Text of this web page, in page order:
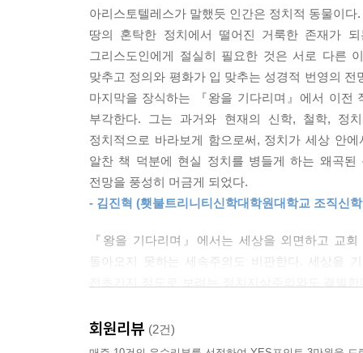
탈종교적이며 ‘세속화된’ 사회 안에서 이러한 덕
음을 직시해야 한다.…제임스 데이비슨 헌터가 지
한 문제다. 점점 더 반종교적 경향을 띠는 세속화
내기 위한 원천들(형성적 공동체들)이 있는가?
---「4장 다원주의의 한계와 가능성」중에서
‘기독교 세계 기획’이 이런 종류의 선교적 노력으
것을 이해할 때, 우리는 어떻게 흑인 민권 운동처
독교 교회 기획이 되는지 이해할 수 있다. 사랑하
범에 영향받았으며, 기독교 교회의 실천에 의해
---「5장 기독교 세계 구속하기」중에서
의 논리 자체가 갖는 특질은 우리의 실패와 우리
도착한 백성의 레퍼토리가 아니라 여전히 길 위
고유한 특징이라 할 수 있는 복음의 특수성이 어
보이는, 기독교의 순수성을 강조하며 정치 참
지적한다.
정치와 종교 사이를 누비는 섬세한 분석
스미스는 두 스펙트럼 사이에서 미묘하고 섬세
기획했던 스미스는 동료들과의 대화를 통해 자신
통해 풀어내는 정치신학으로 전환한다. 스미스
관계에 관한 계보학적 분석이다. 이를 통해 스
분화구가 새겨져 있음을 드러내고, 비록 자유
스미스는 이러한 논의에 곧바로 제기되는 도전,
아리스토텔레스가 말했듯 인간은 정치적 동물이
땅의 혼탁한 정치에서 떨어진 거룩한 존재가
그리스도인에게 절실히 필요한 것은 서로 다른
맞추고 정의와 평화가 입 맞추는 성경적 번영의
마지막을 장식하는 『왕을 기다리며』에서 이전
부각한다. 그는 과거와 현재의 신학, 철학, 정
정치적으로 바라보게 함으로써, 정치가 세상 안
알찬 책 덕분에 현실 정치를 병들게 하는 왜곡
전망을 풍성히 머금게 되었다.
- 김진혁 (횃불트리니티신학대학원대학교 조직신
『왕을 기다리며』에서는 세상을 외면하고 교
돌아오지 못하는 세속주의도 비판한다. 세상을
깊이 있게, 또한 세련되고 정확하게 아우구스티
또한 현실 정치는 그 사랑과 욕망이 형성되고 발
회원리뷰 (2건)